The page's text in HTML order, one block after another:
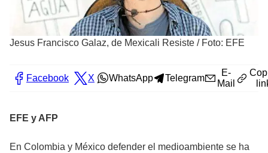
Jesus Francisco Galaz, de Mexicali Resiste / Foto: EFE
Facebook X WhatsApp Telegram
E-
Mail
EFE y AFP
En Colombia y México defender el medioambiente se ha